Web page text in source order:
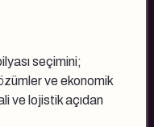
seçimini;
ve ekonomik
ve lojistik açıdan